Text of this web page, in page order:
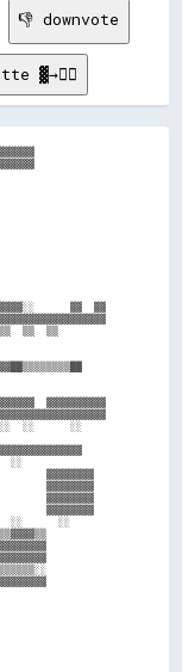
👎 downvote
▓→✊🏽
▓▓
░░    ░░
▓▓  ▓▓
▒▒  ▒▒  ▒▒
▒▒
▒▒
▓▓▓▓▓▓▓▓▓▓
░░      ░░
░░      ░░
▓▓▓▓▓▓▓▓
▓▓▓▓▓▓▓▓
▓▓▓▓▓▓▓▓
▓▓▓▓▓▓▓▓
░░      ░░
▒▒▓▓▓▓▒▒
▓▓▓▓▓▓▓▓
▓▓▓▓▓▓▓▓
▒▒▒▒▒▒░░
▓▓▓▓▓▓▓▓
▓▓▓▓▓▓▓▓▓▓
▓▓░░▓▓░░▓▓
▓▓▓▓▓▓▓▓▓▓
▓▓▓▓▓▓▓▓▓▓
▓▓▓▓▓▓▓▓
▓▓▓▓▓▓▓▓
▓▓▓▓▓▓▓▓